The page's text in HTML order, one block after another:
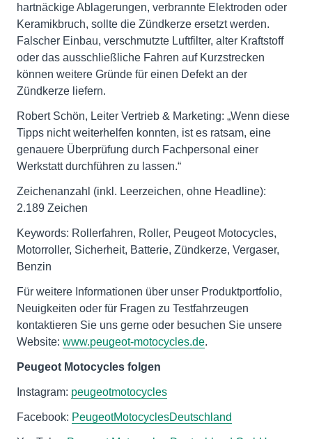
hartnäckige Ablagerungen, verbrannte Elektroden oder
Keramikbruch, sollte die Zündkerze ersetzt werden.
Falscher Einbau, verschmutzte Luftfilter, alter Kraftstoff
oder das ausschließliche Fahren auf Kurzstrecken
können weitere Gründe für einen Defekt an der
Zündkerze liefern.
Robert Schön, Leiter Vertrieb & Marketing: „Wenn diese
Tipps nicht weiterhelfen konnten, ist es ratsam, eine
genauere Überprüfung durch Fachpersonal einer
Werkstatt durchführen zu lassen.“
Zeichenanzahl (inkl. Leerzeichen, ohne Headline):
2.189 Zeichen
Keywords: Rollerfahren, Roller, Peugeot Motocycles,
Motorroller, Sicherheit, Batterie, Zündkerze, Vergaser,
Benzin
Für weitere Informationen über unser Produktportfolio,
Neuigkeiten oder für Fragen zu Testfahrzeugen
kontaktieren Sie uns gerne oder besuchen Sie unsere
Website: www.peugeot-motocycles.de.
Peugeot Motocycles folgen
Instagram: peugeotmotocycles
Facebook: PeugeotMotocyclesDeutschland